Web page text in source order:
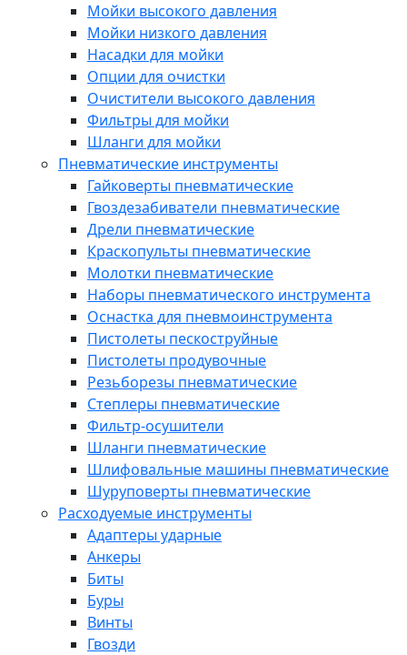
Мойки высокого давления
Мойки низкого давления
Насадки для мойки
Опции для очистки
Очистители высокого давления
Фильтры для мойки
Шланги для мойки
Пневматические инструменты
Гайковерты пневматические
Гвоздезабиватели пневматические
Дрели пневматические
Краскопульты пневматические
Молотки пневматические
Наборы пневматического инструмента
Оснастка для пневмоинструмента
Пистолеты пескоструйные
Пистолеты продувочные
Резьборезы пневматические
Степлеры пневматические
Фильтр-осушители
Шланги пневматические
Шлифовальные машины пневматические
Шуруповерты пневматические
Расходуемые инструменты
Адаптеры ударные
Анкеры
Биты
Буры
Винты
Гвозди